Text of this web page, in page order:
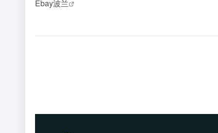
Ebay波兰